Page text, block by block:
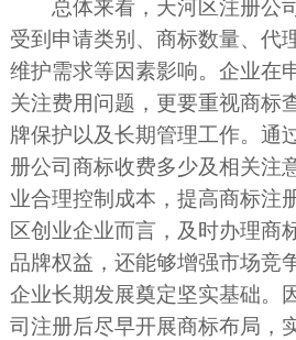
总体来看，天河区注册公
受到申请类别、商标数量、代
维护需求等因素影响。企业在
关注费用问题，更要重视商标
牌保护以及长期管理工作。通
册公司商标收费多少及相关注
业合理控制成本，提高商标注
区创业企业而言，及时办理商
品牌权益，还能够增强市场竞
企业长期发展奠定坚实基础。
司注册后尽早开展商标布局，